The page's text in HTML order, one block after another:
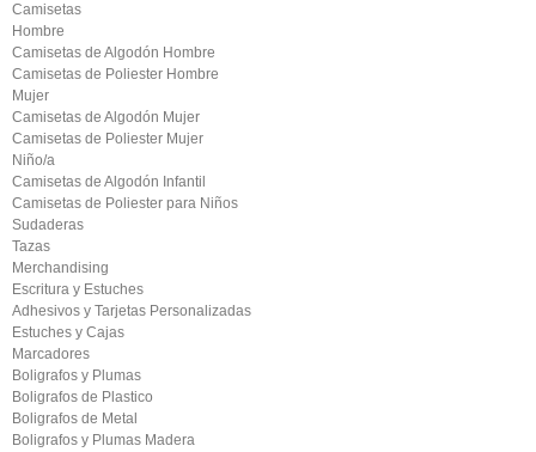
Camisetas
Hombre
Camisetas de Algodón Hombre
Camisetas de Poliester Hombre
Mujer
Camisetas de Algodón Mujer
Camisetas de Poliester Mujer
Niño/a
Camisetas de Algodón Infantil
Camisetas de Poliester para Niños
Sudaderas
Tazas
Merchandising
Escritura y Estuches
Adhesivos y Tarjetas Personalizadas
Estuches y Cajas
Marcadores
Boligrafos y Plumas
Boligrafos de Plastico
Boligrafos de Metal
Boligrafos y Plumas Madera